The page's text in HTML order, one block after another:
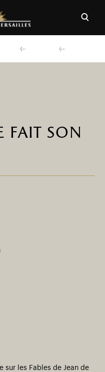
Actualités Agenda
fait son
sur les Fables de Jean de